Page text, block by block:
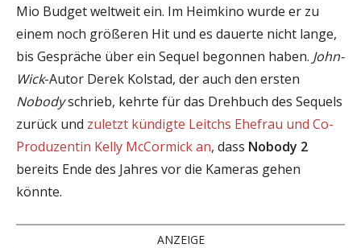
Mio Budget weltweit ein. Im Heimkino wurde er zu
einem noch größeren Hit und es dauerte nicht lange,
bis Gespräche über ein Sequel begonnen haben. John-
Wick-Autor Derek Kolstad, der auch den ersten
Nobodyschrieb, kehrte für das Drehbuch des Sequels
zurück und zuletzt kündigte Leitchs Ehefrau und Co-
Produzentin Kelly McCormick an, dass Nobody 2
bereits Ende des Jahres vor die Kameras gehen
könnte.
ANZEIGE